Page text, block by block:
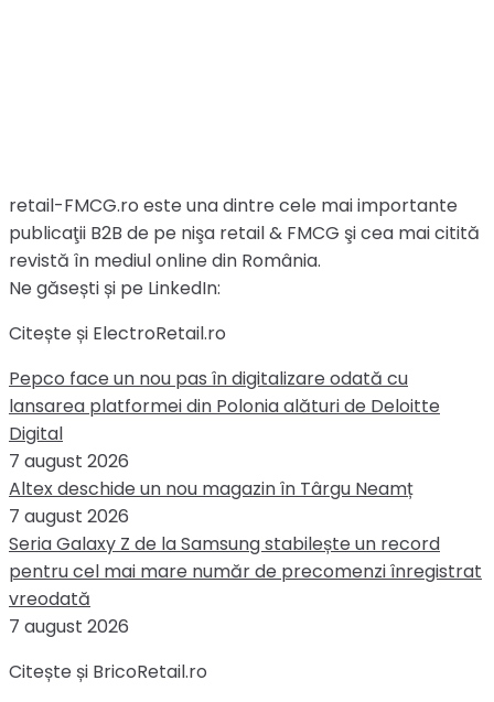
retail-FMCG.ro este una dintre cele mai importante
publicaţii B2B de pe nişa retail & FMCG şi cea mai citită
revistă în mediul online din România.
Ne găsești și pe LinkedIn:
Citește și ElectroRetail.ro
Pepco face un nou pas în digitalizare odată cu
lansarea platformei din Polonia alături de Deloitte
Digital
7 august 2026
Altex deschide un nou magazin în Târgu Neamț
7 august 2026
Seria Galaxy Z de la Samsung stabilește un record
pentru cel mai mare număr de precomenzi înregistrat
vreodată
7 august 2026
Citește și BricoRetail.ro